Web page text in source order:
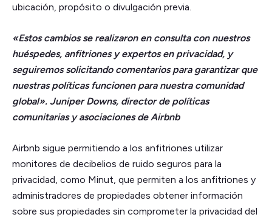
ubicación, propósito o divulgación previa.
«Estos cambios se realizaron en consulta con nuestros
huéspedes, anfitriones y expertos en privacidad, y
seguiremos solicitando comentarios para garantizar que
nuestras políticas funcionen para nuestra comunidad
global». Juniper Downs, director de políticas
comunitarias y asociaciones de Airbnb
Airbnb sigue permitiendo a los anfitriones utilizar
monitores de decibelios de ruido seguros para la
privacidad, como Minut, que permiten a los anfitriones y
administradores de propiedades obtener información
sobre sus propiedades sin comprometer la privacidad del